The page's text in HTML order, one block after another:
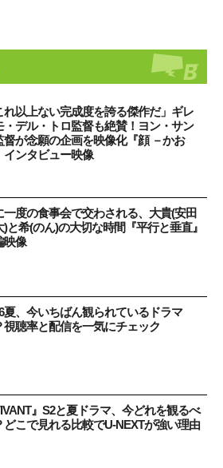
れ以上ない完成度を誇る傑作だ」ギレ
・デル・トロ監督も絶賛！ヨン・サン
督が念願の企画を映像化『顔 －かお
インタビュー映像
一度の食事会で交わされる、大貴(安田
)と希(のん)の大切な時間『平行と垂直』
映像
夏、今いちばん観られているドラマ
視聴率と配信を一気にチェック
』S2と夏ドラマ、今どれを観るべ
どこで見れる比較でU-NEXTが強い理由